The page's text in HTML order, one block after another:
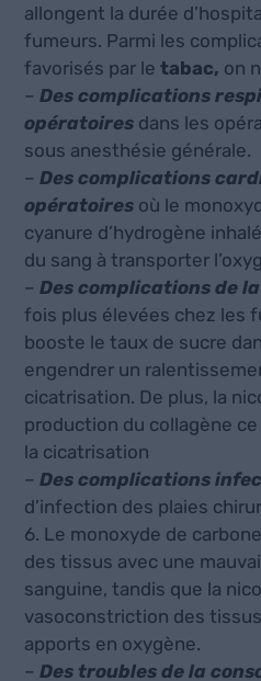
allongent la durée
fumeurs. Parmi les
favorisés par letabac, on
–Des complications
opératoires dans les
sous anesthésie générale.
–Des complications
opératoires où le
cyanure d’hydrogène
du sang à transporter
–Des complications de
fois plus élevées chez les
booste le taux de sucre
engendrer un
cicatrisation. De plus, la
production du collagène
la cicatrisation
–Des complications
d’infection des plaies
6. Le monoxyde de
des tissus avec une
sanguine, tandis que la
vasoconstriction des
apports en oxygène.
–Des troubles de la